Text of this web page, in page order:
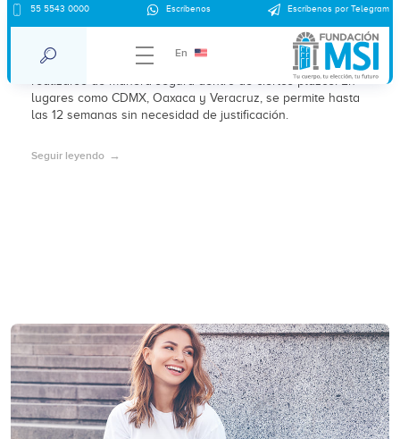
55 5543 0000 Escríbenos Escríbenos por Telegram
En
A las cuántas semanas se puede abortar
El aborto es legal en varios estados de México y puede
realizarse de manera segura dentro de ciertos plazos. En
lugares como CDMX, Oaxaca y Veracruz, se permite hasta
las 12 semanas sin necesidad de justificación.
Seguir leyendo